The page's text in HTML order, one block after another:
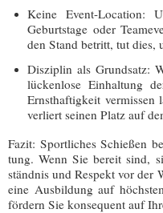
Kei­ne Event-Loca­ti­on:
Geburts­ta­ge oder
den Stand betritt, tut dies,
Dis­zi­plin als Grund­satz:
lücken­lo­se Ein­hal­tung
Ernst­haf­tig­keit ver­mis­sen
ver­liert sei­nen Platz auf
Fazit: Sport­li­ches Schie­ßen
tung. Wenn Sie bereit sind,
ständ­nis und Respekt vor der
eine Aus­bil­dung auf
för­dern Sie kon­se­quent auf